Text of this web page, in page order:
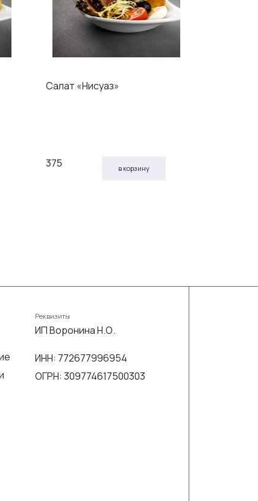
Салат «Нисуаз»
375 в корзину
Реквизиты
ИП Воронина Н.О.
ИНН: 772677996954
ОГРН: 309774617500303